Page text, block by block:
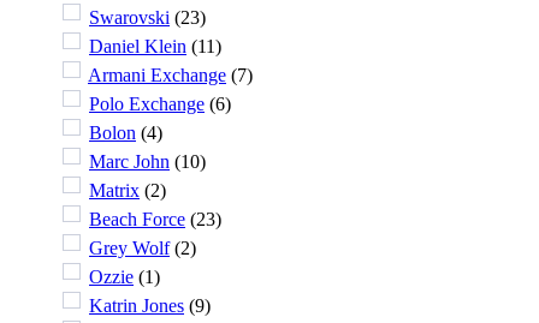
Swarovski (23)
Daniel Klein (11)
Armani Exchange (7)
Polo Exchange (6)
Bolon (4)
Marc John (10)
Matrix (2)
Beach Force (23)
Grey Wolf (2)
Ozzie (1)
Katrin Jones (9)